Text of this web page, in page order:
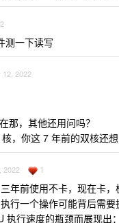
测一下读写
12, 2022
那，其他还用问吗？
，你这 7 年前的双核还
2022 1
年前使用不卡，现在卡
行一个操作可能背后需
执行速度的瓶颈而展现